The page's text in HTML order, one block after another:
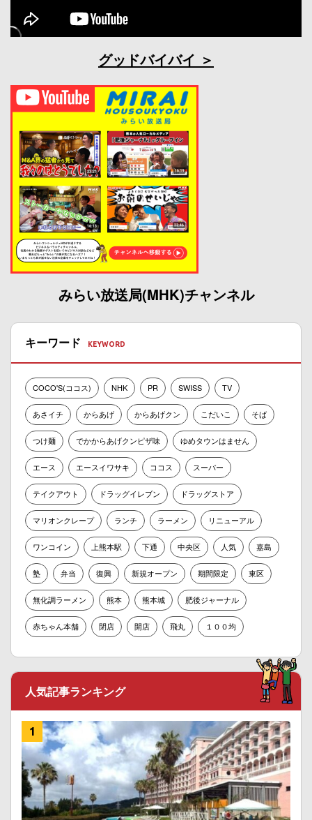
グッドバイバイ
みらい放送局(MHK)チャンネル
キーワード
COCO'S(ココス) NHK PR SWISS TV
あさイチ からあげ からあげクン こだいこ そば
つけ麺 でかからあげクンピザ味 ゆめタウンはません
エース エースイワサキ ココス スーパー
テイクアウト ドラッグイレブン ドラッグストア
マリオンクレープ ランチ ラーメン リニューアル
ワンコイン 上熊本駅 下通 中央区 人気 嘉島
塾 弁当 復興 新規オープン 期間限定 東区
無化調ラーメン 熊本 熊本城 肥後ジャーナル
赤ちゃん本舗 閉店 開店 飛丸 １００均
人気記事ランキング